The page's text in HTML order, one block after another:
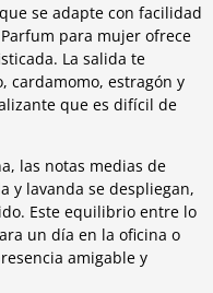
se adapte con facilidad
para mujer ofrece
La salida te
cardamomo, estragón y
que es difícil de
las notas medias de
y lavanda se despliegan,
Este equilibrio entre lo
un día en la oficina o
amigable y